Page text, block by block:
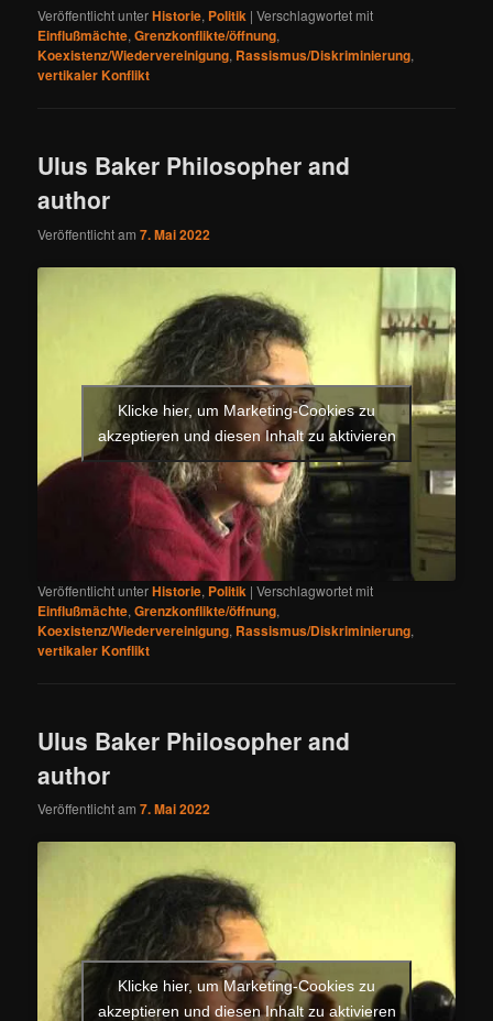
Veröffentlicht unterHistorie, Politik |Verschlagwortet mit
Einflußmächte,Grenzkonflikte/öffnung,
Koexistenz/Wiedervereinigung, Rassismus/Diskriminierung,
vertikaler Konflikt
Ulus Baker Philosopher and
author
Veröffentlicht am7. Mai 2022
Klicke hier, um Marketing-Cookies zu
akzeptieren und diesen Inhalt zu aktivieren
Veröffentlicht unterHistorie, Politik |Verschlagwortet mit
Einflußmächte,Grenzkonflikte/öffnung,
Koexistenz/Wiedervereinigung, Rassismus/Diskriminierung,
vertikaler Konflikt
Ulus Baker Philosopher and
author
Veröffentlicht am7. Mai 2022
Klicke hier, um Marketing-Cookies zu
akzeptieren und diesen Inhalt zu aktivieren